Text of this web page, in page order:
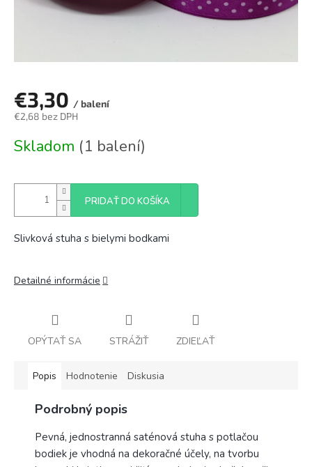
€3,30 / balení
€2,68 bez DPH
cena:
Skladom (1 balení)
PRIDAŤ DO KOŠÍKA
Slivková stuha s bielymi bodkami
Detailné informácie
OPÝTAŤ SA STRÁŽIŤ ZDIEĽAŤ
Popis Hodnotenie Diskusia
Podrobný popis
Pevná, jednostranná saténová stuha s potlačou
bodiek je vhodná na dekoračné účely, na tvorbu